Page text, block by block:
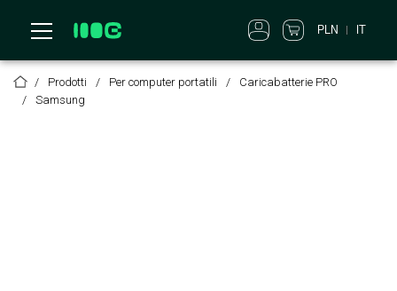
PLN IT
Prodotti Per computer portatili
Caricabatterie PRO
Samsung